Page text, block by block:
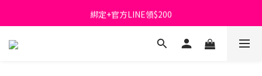
首購免運費🚚
綁定+官方LINE領$200
出清特價_買一送一